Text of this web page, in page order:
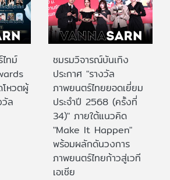
ไทม์
หวตผู้
วัล
ชมรมวิจารณ์บันเทิง
ประกาศ "รางวัล
ภาพยนตร์ไทยยอดเยี่ยม
ประจําปี 2568 (ครั้งที่
34)" ภายใต้แนวคิด
"Make It Happen"
พร้อมผลักดันวงการ
ภาพยนตร์ไทยก้าวสู่เวที
เอเชีย